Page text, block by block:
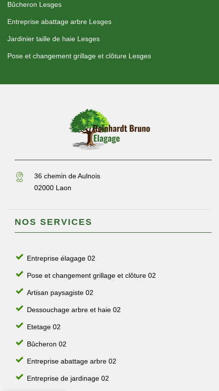
Bûcheron Lesges
Entreprise abattage arbre Lesges
Jardinier taille de haie Lesges
Pose et changement grillage et clôture Lesges
36 chemin de Aulnois
02000 Laon
NOS SERVICES
Entreprise élagage 02
Pose et changement grillage et clôture 02
Artisan paysagiste 02
Dessouchage arbre et haie 02
Etetage 02
Bûcheron 02
Entreprise abattage arbre 02
Entreprise de jardinage 02